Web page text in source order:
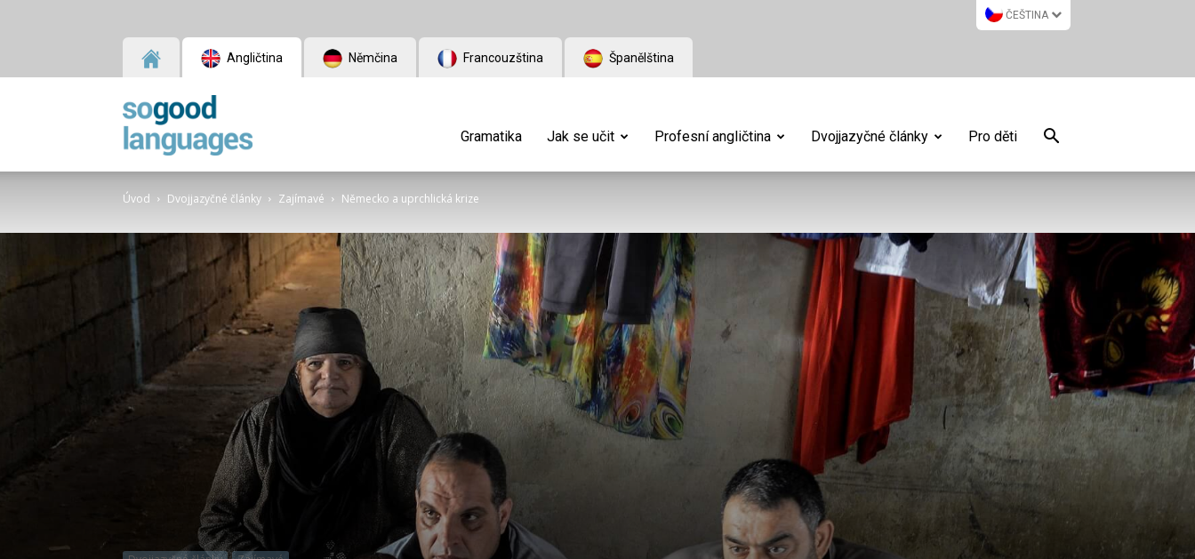
ČEŠTINA
Angličtina Němčina Francouzština Španělština
Gramatika Jak se učit Profesní angličtina Dvojjazyčné články Pro děti
Úvod Dvojjazyčné články Zajímavé Německo a uprchlická krize